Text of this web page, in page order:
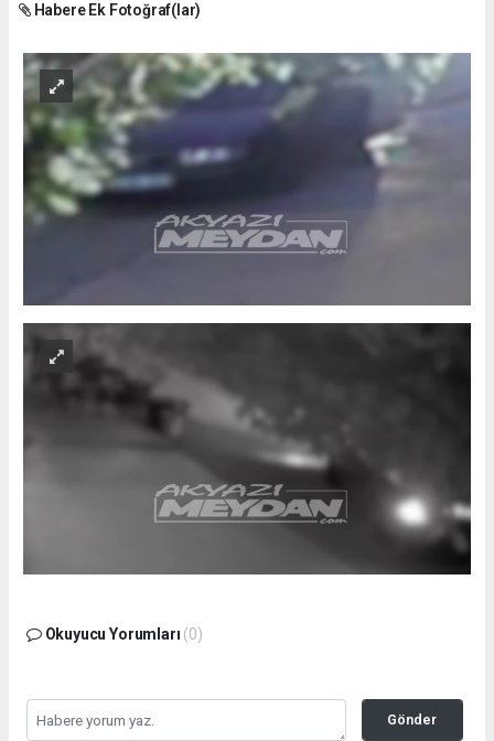
Habere Ek Fotoğraf(lar)
Okuyucu Yorumları (0)
Gönder